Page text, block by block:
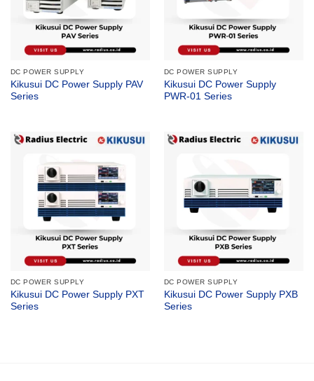
DC POWER SUPPLY
Kikusui DC Power Supply PAV
Series
DC POWER SUPPLY
Kikusui DC Power Supply
PWR-01 Series
DC POWER SUPPLY
Kikusui DC Power Supply PXT
Series
DC POWER SUPPLY
Kikusui DC Power Supply PXB
Series